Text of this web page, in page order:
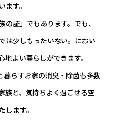
ます。
証」でもあります。でも、
は少しもったいない。におい
よい暮らしができます。
暮らすお家の消臭・除菌も多数
族と、気持ちよく過ごせる空
します。